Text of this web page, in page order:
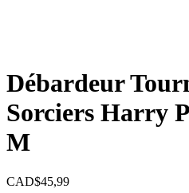
Débardeur
Sorciers Harry
M
CAD$45,99